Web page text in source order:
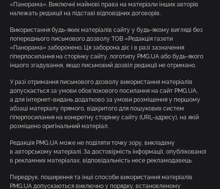
«Панорама». Виключні майнові права на матеріали інших авторів
належать редакції на підставі відповідних договорів.
Використання будь-яких матеріалів сайту у будь-якому вигляді без
попереднього письмового дозволу ТОВ «Редакція газети
«Панорама» заборонено. Ця заборона діє і в разі зазначення
гіперпосилання на сторінку сайту, логотипу PMG.UA або будь-якого
іншого згадування, якщо письмовий дозвіл редакції не отримано.
У разі отримання письмового дозволу використання матеріалів
допускається за умови обов’язкового посилання на сайт PMG.UA,
а для інтернет-видань додатково за умови розміщення у першому
абзаці матеріалу прямого, відкритого для пошукових систем
гіперпосилання на конкретну сторінку сайту (URL-адресу), на якій
розміщено оригінальний матеріал.
Редакція PMG.UA може не поділяти точку зору, викладену
в авторському матеріалі. За достовірність інформації, опублікованої
в рекламних матеріалах, відповідальність несе рекламодавець.
Передрук, поширення та інші способи використання матеріалів
PMG.UA допускаються виключно у порядку, встановленому